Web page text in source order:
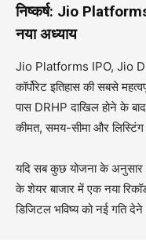
निष्कर्ष: Jio
नया अध्याय
Jio Platforms IPO, Jio
कॉर्पोरेट इतिहास की सबसे
पास DRHP दाखिल होने के
कीमत, समय-सीमा और लिस्टिंग
यदि सब कुछ योजना के अनुसार
के शेयर बाजार में एक नया
डिजिटल भविष्य को नई गति देने